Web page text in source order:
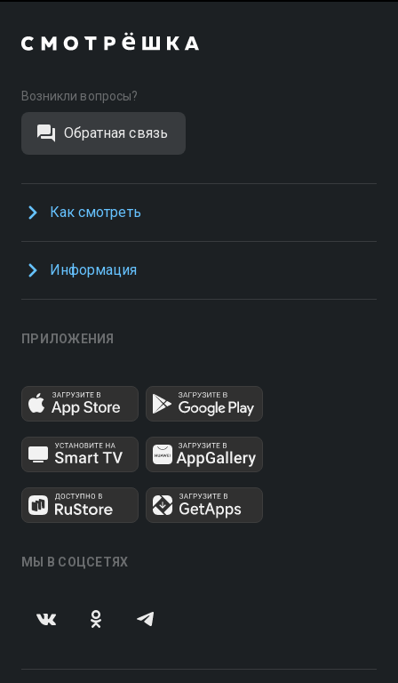
Возникли вопросы?
Обратная связь
Как смотреть
Информация
ПРИЛОЖЕНИЯ
МЫ В СОЦСЕТЯХ